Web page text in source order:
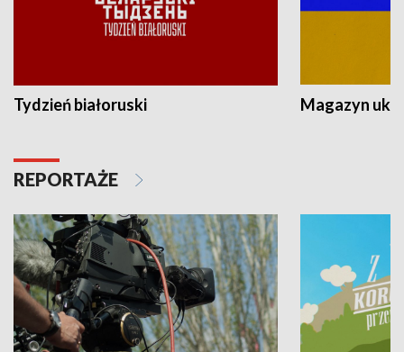
Tydzień białoruski Magazyn
REPORTAŻE